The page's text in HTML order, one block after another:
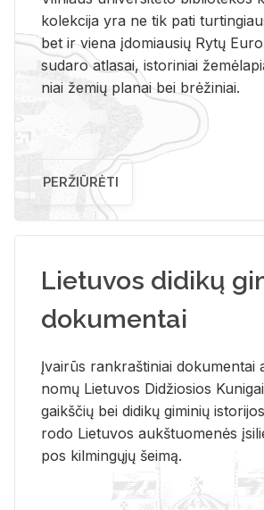
ko­lek­ci­ja yra ne tik pati
bet ir vie­na įdo­miau­sių Rytų
su­da­ro at­la­sai, is­to­ri­niai
niai že­mių pla­nai bei brė­ži­niai.
PERŽIŪRĖTI
Lietuvos didikų
dokumentai
Įvai­rūs rank­raš­ti­niai do­ku­men­tai
no­mų Lie­tu­vos Di­džio­sios
gaikš­čių bei di­di­kų gi­mi­nių
ro­do Lie­tu­vos aukš­tuo­me­nės
pos kil­min­gų­jų šei­mą.